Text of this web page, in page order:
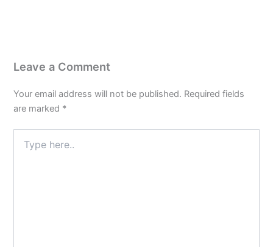
Leave a Comment
Your email address will not be published. Required fields
are marked *
here..